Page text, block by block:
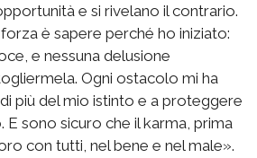
e si rivelano il contrario.
è sapere perché ho iniziato:
e nessuna delusione
Ogni ostacolo mi ha
più del mio istinto e a proteggere
sono sicuro che il karma, prima
con tutti, nel bene e nel male».